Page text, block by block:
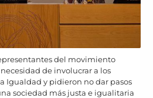
del movimiento
de involucrar a los
Igualdad y pidieron no dar pasos
sociedad más justa e igualitaria